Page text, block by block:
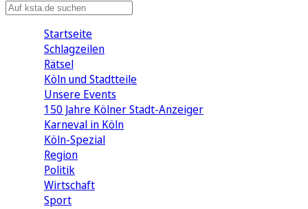
Startseite
Schlagzeilen
Rätsel
Köln und Stadtteile
Unsere Events
150 Jahre Kölner Stadt-Anzeiger
Karneval in Köln
Köln-Spezial
Region
Politik
Wirtschaft
Sport